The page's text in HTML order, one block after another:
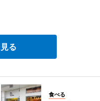
る
食べる